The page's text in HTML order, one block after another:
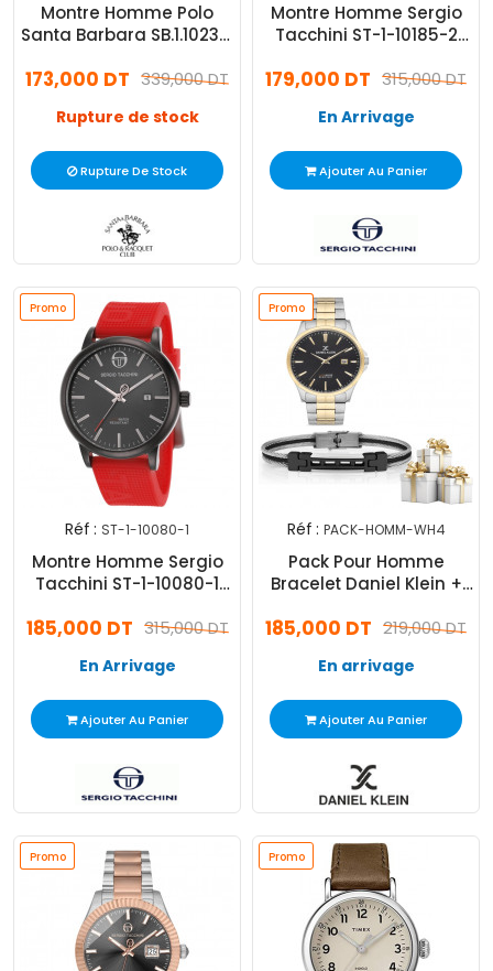
Montre Homme Polo
Santa Barbara SB.1.10231-
339,000 DT
173,000 DT
Rupture de stock
Rupture De Stock
Montre Homme Sergio
Tacchini ST-1-10185-2
315,000 DT
179,000 DT
En Arrivage
Ajouter Au Panier
Promo
Promo
Réf : ST-1-10080-1
Montre Homme Sergio
Tacchini ST-1-10080-1
315,000 DT
185,000 DT
En Arrivage
Ajouter Au Panier
Promo
Promo
Réf : PACK-HOMM-WH4
Pack Pour Homme
Bracelet Daniel Klein +
219,000 DT
185,000 DT
En arrivage
Ajouter Au Panier
Promo
Promo Promo